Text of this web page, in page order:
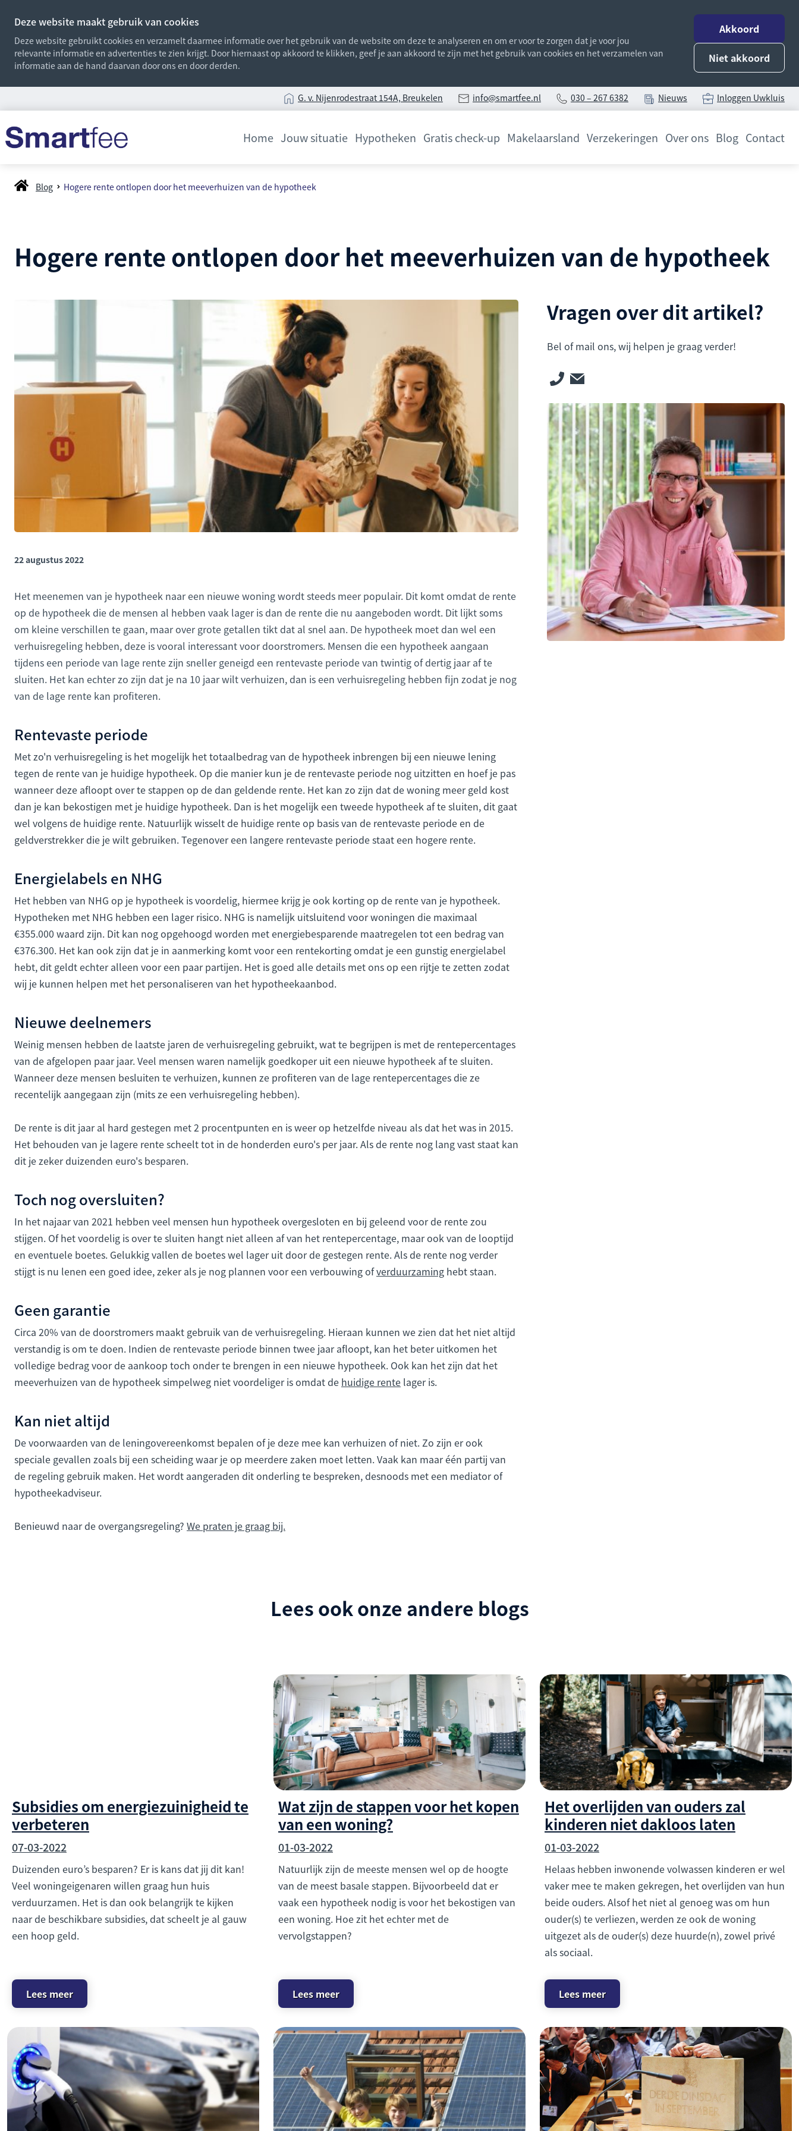
Deze website maakt gebruik van cookies
Deze website gebruikt cookies en verzamelt daarmee informatie over het gebruik van de website om deze te analyseren en om er voor te zorgen dat je voor jou
relevante informatie en advertenties te zien krijgt. Door hiernaast op akkoord te klikken, geef je aan akkoord te zijn met het gebruik van cookies en het verzamelen van
informatie aan de hand daarvan door ons en door derden.
Akkoord
Niet akkoord
G. v. Nijenrodestraat 154A, Breukelen info@smartfee.nl 030 – 267 6382 Nieuws Inloggen Uwkluis
Home Jouw situatie Hypotheken Gratis check-up Makelaarsland Verzekeringen Over ons Blog Contact
Blog Hogere rente ontlopen door het meeverhuizen van de hypotheek
Hogere rente ontlopen door het meeverhuizen van de hypotheek
22 augustus 2022
Het meenemen van je hypotheek naar een nieuwe woning wordt steeds meer populair. Dit komt omdat de rente
op de hypotheek die de mensen al hebben vaak lager is dan de rente die nu aangeboden wordt. Dit lijkt soms
om kleine verschillen te gaan, maar over grote getallen tikt dat al snel aan. De hypotheek moet dan wel een
verhuisregeling hebben, deze is vooral interessant voor doorstromers. Mensen die een hypotheek aangaan
tijdens een periode van lage rente zijn sneller geneigd een rentevaste periode van twintig of dertig jaar af te
sluiten. Het kan echter zo zijn dat je na 10 jaar wilt verhuizen, dan is een verhuisregeling hebben fijn zodat je nog
van de lage rente kan profiteren.
Rentevaste periode
Met zo'n verhuisregeling is het mogelijk het totaalbedrag van de hypotheek inbrengen bij een nieuwe lening
tegen de rente van je huidige hypotheek. Op die manier kun je de rentevaste periode nog uitzitten en hoef je pas
wanneer deze afloopt over te stappen op de dan geldende rente. Het kan zo zijn dat de woning meer geld kost
dan je kan bekostigen met je huidige hypotheek. Dan is het mogelijk een tweede hypotheek af te sluiten, dit gaat
wel volgens de huidige rente. Natuurlijk wisselt de huidige rente op basis van de rentevaste periode en de
geldverstrekker die je wilt gebruiken. Tegenover een langere rentevaste periode staat een hogere rente.
Energielabels en NHG
Het hebben van NHG op je hypotheek is voordelig, hiermee krijg je ook korting op de rente van je hypotheek.
Hypotheken met NHG hebben een lager risico. NHG is namelijk uitsluitend voor woningen die maximaal
€355.000 waard zijn. Dit kan nog opgehoogd worden met energiebesparende maatregelen tot een bedrag van
€376.300. Het kan ook zijn dat je in aanmerking komt voor een rentekorting omdat je een gunstig energielabel
hebt, dit geldt echter alleen voor een paar partijen. Het is goed alle details met ons op een rijtje te zetten zodat
wij je kunnen helpen met het personaliseren van het hypotheekaanbod.
Nieuwe deelnemers
Weinig mensen hebben de laatste jaren de verhuisregeling gebruikt, wat te begrijpen is met de rentepercentages
van de afgelopen paar jaar. Veel mensen waren namelijk goedkoper uit een nieuwe hypotheek af te sluiten.
Wanneer deze mensen besluiten te verhuizen, kunnen ze profiteren van de lage rentepercentages die ze
recentelijk aangegaan zijn (mits ze een verhuisregeling hebben).
De rente is dit jaar al hard gestegen met 2 procentpunten en is weer op hetzelfde niveau als dat het was in 2015.
Het behouden van je lagere rente scheelt tot in de honderden euro's per jaar. Als de rente nog lang vast staat kan
dit je zeker duizenden euro's besparen.
Toch nog oversluiten?
In het najaar van 2021 hebben veel mensen hun hypotheek overgesloten en bij geleend voor de rente zou
stijgen. Of het voordelig is over te sluiten hangt niet alleen af van het rentepercentage, maar ook van de looptijd
en eventuele boetes. Gelukkig vallen de boetes wel lager uit door de gestegen rente. Als de rente nog verder
stijgt is nu lenen een goed idee, zeker als je nog plannen voor een verbouwing ofverduurzaming hebt staan.
Geen garantie
Circa 20% van de doorstromers maakt gebruik van de verhuisregeling. Hieraan kunnen we zien dat het niet altijd
verstandig is om te doen. Indien de rentevaste periode binnen twee jaar afloopt, kan het beter uitkomen het
volledige bedrag voor de aankoop toch onder te brengen in een nieuwe hypotheek. Ook kan het zijn dat het
meeverhuizen van de hypotheek simpelweg niet voordeliger is omdat de huidige rente lager is.
Kan niet altijd
De voorwaarden van de leningovereenkomst bepalen of je deze mee kan verhuizen of niet. Zo zijn er ook
speciale gevallen zoals bij een scheiding waar je op meerdere zaken moet letten. Vaak kan maar één partij van
de regeling gebruik maken. Het wordt aangeraden dit onderling te bespreken, desnoods met een mediator of
hypotheekadviseur.
Benieuwd naar de overgangsregeling? We praten je graag bij.
Vragen over dit artikel?
Bel of mail ons, wij helpen je graag verder!
Lees ook onze andere blogs
Subsidies om energiezuinigheid te
verbeteren
07-03-2022
Duizenden euro’s besparen? Er is kans dat jij dit kan!
Veel woningeigenaren willen graag hun huis
verduurzamen. Het is dan ook belangrijk te kijken
naar de beschikbare subsidies, dat scheelt je al gauw
een hoop geld.
Lees meer
Wat zijn de stappen voor het kopen
van een woning?
01-03-2022
Natuurlijk zijn de meeste mensen wel op de hoogte
van de meest basale stappen. Bijvoorbeeld dat er
vaak een hypotheek nodig is voor het bekostigen van
een woning. Hoe zit het echter met de
vervolgstappen?
Lees meer
Het overlijden van ouders zal
kinderen niet dakloos laten
01-03-2022
Helaas hebben inwonende volwassen kinderen er wel
vaker mee te maken gekregen, het overlijden van hun
beide ouders. Alsof het niet al genoeg was om hun
ouder(s) te verliezen, werden ze ook de woning
uitgezet als de ouder(s) deze huurde(n), zowel privé
als sociaal.
Lees meer